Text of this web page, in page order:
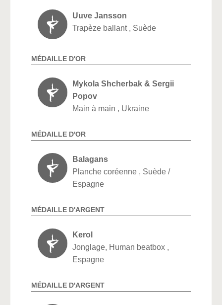
Uuve Jansson
Trapèze ballant , Suède
MÉDAILLE D'OR
Mykola Shcherbak & Sergii
Popov
Main à main , Ukraine
MÉDAILLE D'OR
Balagans
Planche coréenne , Suède /
Espagne
MÉDAILLE D'ARGENT
Kerol
Jonglage, Human beatbox ,
Espagne
MÉDAILLE D'ARGENT